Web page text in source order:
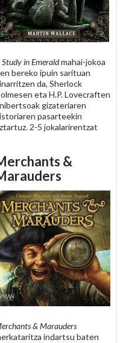
Study in Emeraldmahai-jokoa
bereko ipuin sarituan
da, Sherlock
eta H.P. Lovecraften
gizateriaren
pasarteekin
2-5 jokalarirentzat
&
& Marauders
indartsu baten